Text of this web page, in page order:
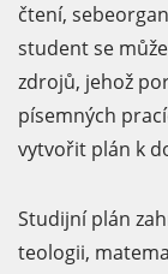
čtení,
student se
zdrojů, jehož
písemných
vytvořit plán k
Studijní plán
teologii,